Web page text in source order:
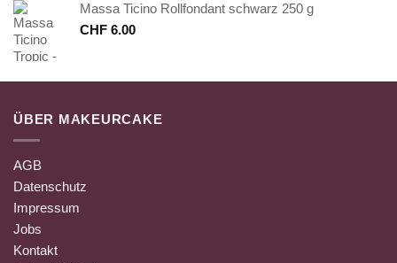
Massa Ticino Rollfondant schwarz 250 g
CHF 6.00
ÜBER MAKEURCAKE
AGB
Datenschutz
Impressum
Jobs
Kontakt